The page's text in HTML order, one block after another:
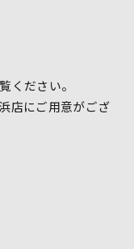
ください。
店にご用意がござ